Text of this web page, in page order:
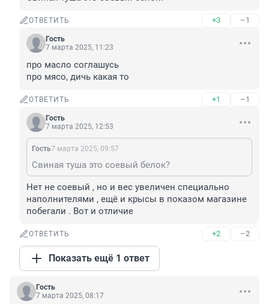
ОТВЕТИТЬ +3 –1
Гость
7 марта 2025, 11:23
про масло соглашусь
про мясо, дичь какая то
ОТВЕТИТЬ +1 –1
Гость
7 марта 2025, 12:53
Гость7 марта 2025, 09:57
Свиная туша это соевый белок?
Нет не соевый , но и вес увеличен специально
наполнителями , ещё и крысы в показом магазине
побегали . Вот и отличие
ОТВЕТИТЬ +2 –2
Показать ещё 1 ответ
Гость
7 марта 2025, 08:17